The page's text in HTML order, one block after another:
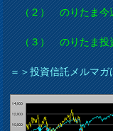
（２） のりたま今
（３） のりたま投
＝＞投資信託メルマガ